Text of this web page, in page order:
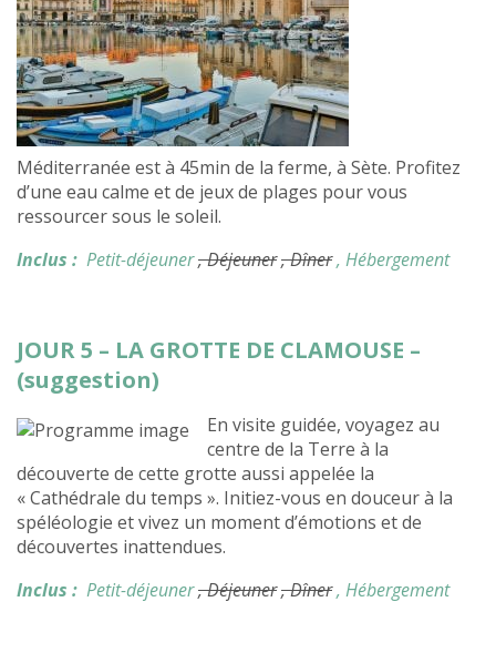
Méditerranée est à 45min de la ferme, à Sète. Profitez
d’une eau calme et de jeux de plages pour vous
ressourcer sous le soleil.
Inclus : Petit-déjeuner, Déjeuner, Dîner, Hébergement
JOUR 5 – LA GROTTE DE CLAMOUSE –
(suggestion)
En visite guidée, voyagez au
centre de la Terre à la
découverte de cette grotte aussi appelée la
« Cathédrale du temps ». Initiez-vous en douceur à la
spéléologie et vivez un moment d’émotions et de
découvertes inattendues.
Inclus : Petit-déjeuner, Déjeuner, Dîner, Hébergement